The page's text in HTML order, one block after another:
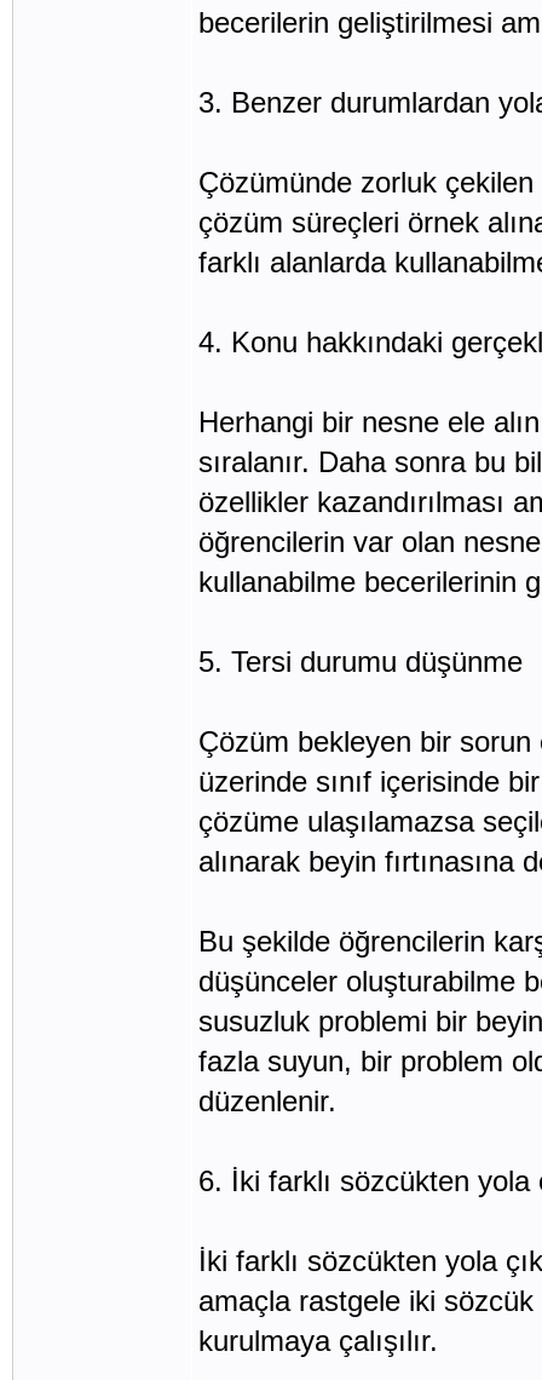
becerilerin geliştirilmesi
3. Benzer durumlardan
Çözümünde zorluk
çözüm süreçleri örnek
farklı alanlarda
4. Konu hakkındaki
Herhangi bir nesne ele
sıralanır. Daha sonra bu
özellikler kazandırılması
öğrencilerin var olan
kullanabilme becerilerinin
5. Tersi durumu düşünme
Çözüm bekleyen bir sorun
üzerinde sınıf içerisinde
çözüme ulaşılamazsa
alınarak beyin fırtınasına
Bu şekilde öğrencilerin
düşünceler oluşturabilme
susuzluk problemi bir
fazla suyun, bir problem
düzenlenir.
6. İki farklı sözcükten yola
İki farklı sözcükten yola
amaçla rastgele iki
kurulmaya çalışılır.